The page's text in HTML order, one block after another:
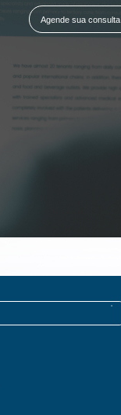
Agende sua consulta